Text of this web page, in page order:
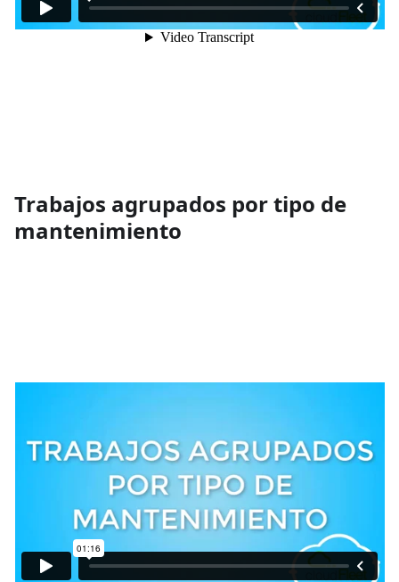
Trabajos agrupados por tipo de
mantenimiento